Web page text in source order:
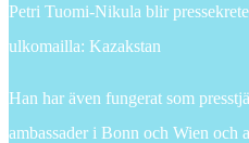
Petri Tuomi-Nikula blir
ulkomailla: Kazakstan
Han har även fungerat som
ambassader i Bonn och Wien och